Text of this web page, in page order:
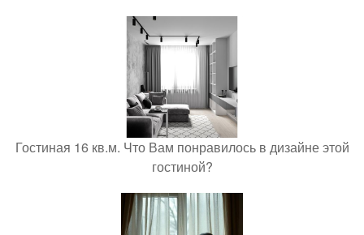
Гостиная 16 кв.м. Что Вам понравилось в дизайне этой
гостиной?